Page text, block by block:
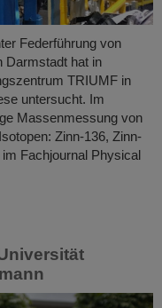
Federführung von
Darmstadt hat in
TRIUMF in
untersucht. Im
Massenmessung von
Zinn-136, Zinn-
Fachjournal Physical